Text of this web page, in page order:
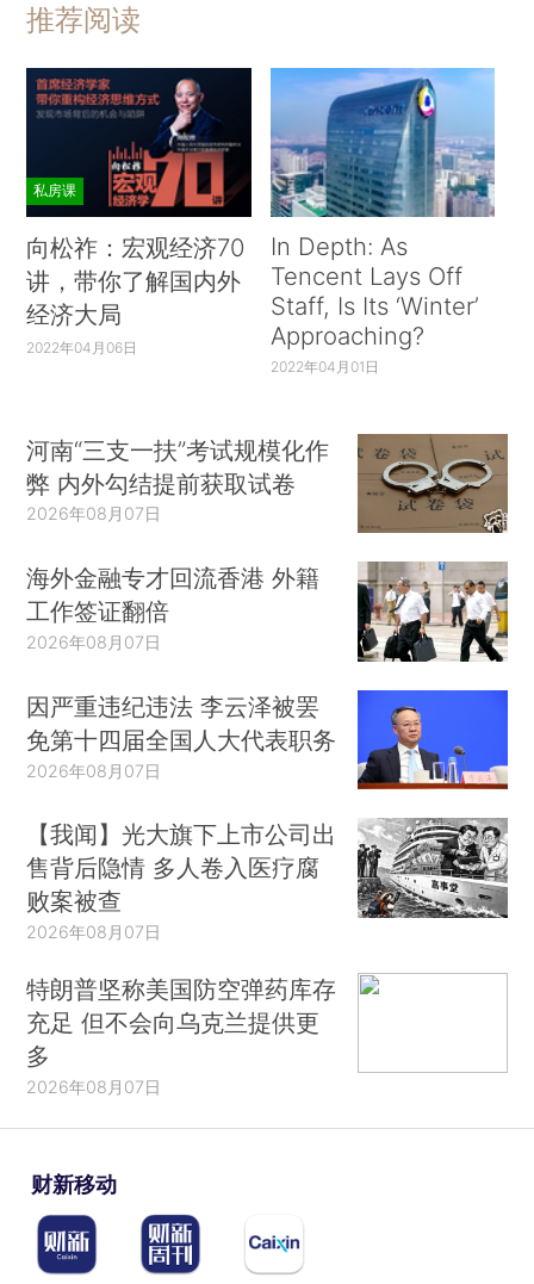
推荐阅读
私房课
向松祚：宏观经济70
讲，带你了解国内外
经济大局
2022年04月06日
In Depth: As
Tencent Lays Off
Staff, Is Its ‘Winter’
Approaching?
2022年04月01日
河南“三支一扶”考试规模化作
弊 内外勾结提前获取试卷
2026年08月07日
海外金融专才回流香港 外籍
工作签证翻倍
2026年08月07日
因严重违纪违法 李云泽被罢
免第十四届全国人大代表职务
2026年08月07日
【我闻】光大旗下上市公司出
售背后隐情 多人卷入医疗腐
败案被查
2026年08月07日
特朗普坚称美国防空弹药库存
充足 但不会向乌克兰提供更
多
2026年08月07日
财新移动